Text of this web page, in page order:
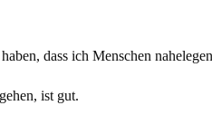
dass ich Menschen
ist gut.